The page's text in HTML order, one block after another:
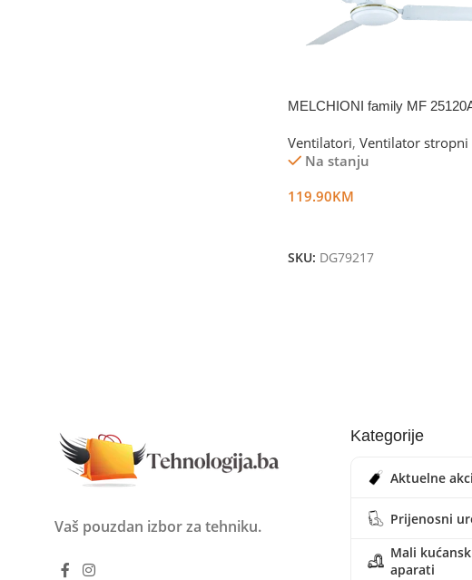
MELCHIONI family MF
Ventilatori, Ventilator stropni
Na stanju
119.90KM
SKU: DG79217
Vaš pouzdan izbor za tehniku.
Kategorije
Aktuelne
Prijenosni
Mali
aparati